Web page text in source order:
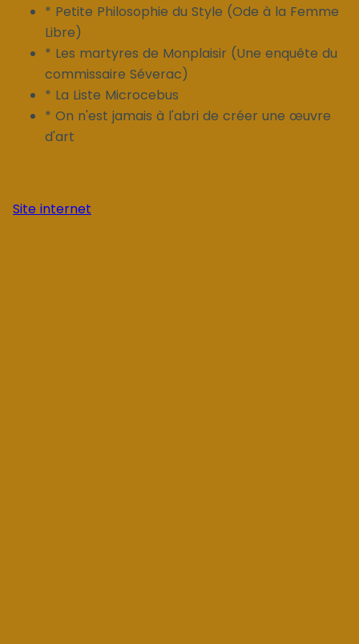
* Petite Philosophie du Style (Ode à la Femme
Libre)
* Les martyres de Monplaisir (Une enquête du
commissaire Séverac)
* La Liste Microcebus
* On n'est jamais à l'abri de créer une œuvre
d'art
Site internet